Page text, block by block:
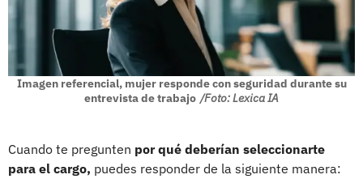
Imagen referencial, mujer responde con seguridad durante su
entrevista de trabajo /Foto: Lexica IA
Cuando te pregunten por qué deberían seleccionarte
para el cargo, puedes responder de la siguiente manera: